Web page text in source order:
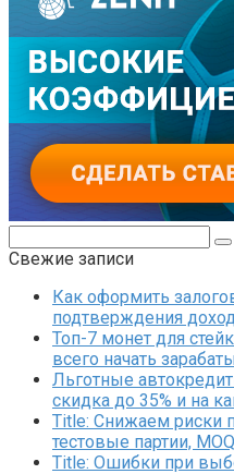
Свежие записи
Как оформить
подтверждения
Топ-7 монет для
всего начать
Льготные
скидка до 35% и на
Title: Снижаем риски
тестовые партии, MOQ
Title: Ошибки при